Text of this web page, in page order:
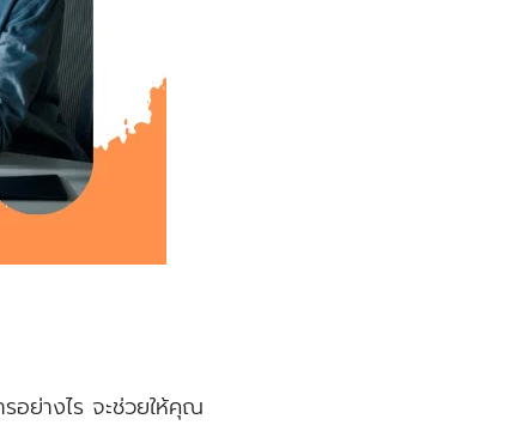
อย่างไร จะช่วยให้คุณ